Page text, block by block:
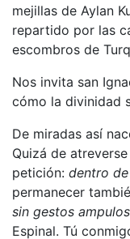
mejillas de Aylan
repartido por las
escombros de
Nos invita san
cómo la divinidad
De miradas así
Quizá de
petición: dentro
permanecer
sin gestos
Espinal. Tú